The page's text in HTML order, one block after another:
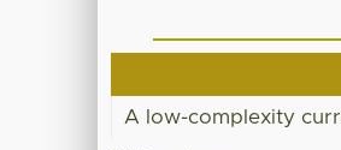
A low-complexity